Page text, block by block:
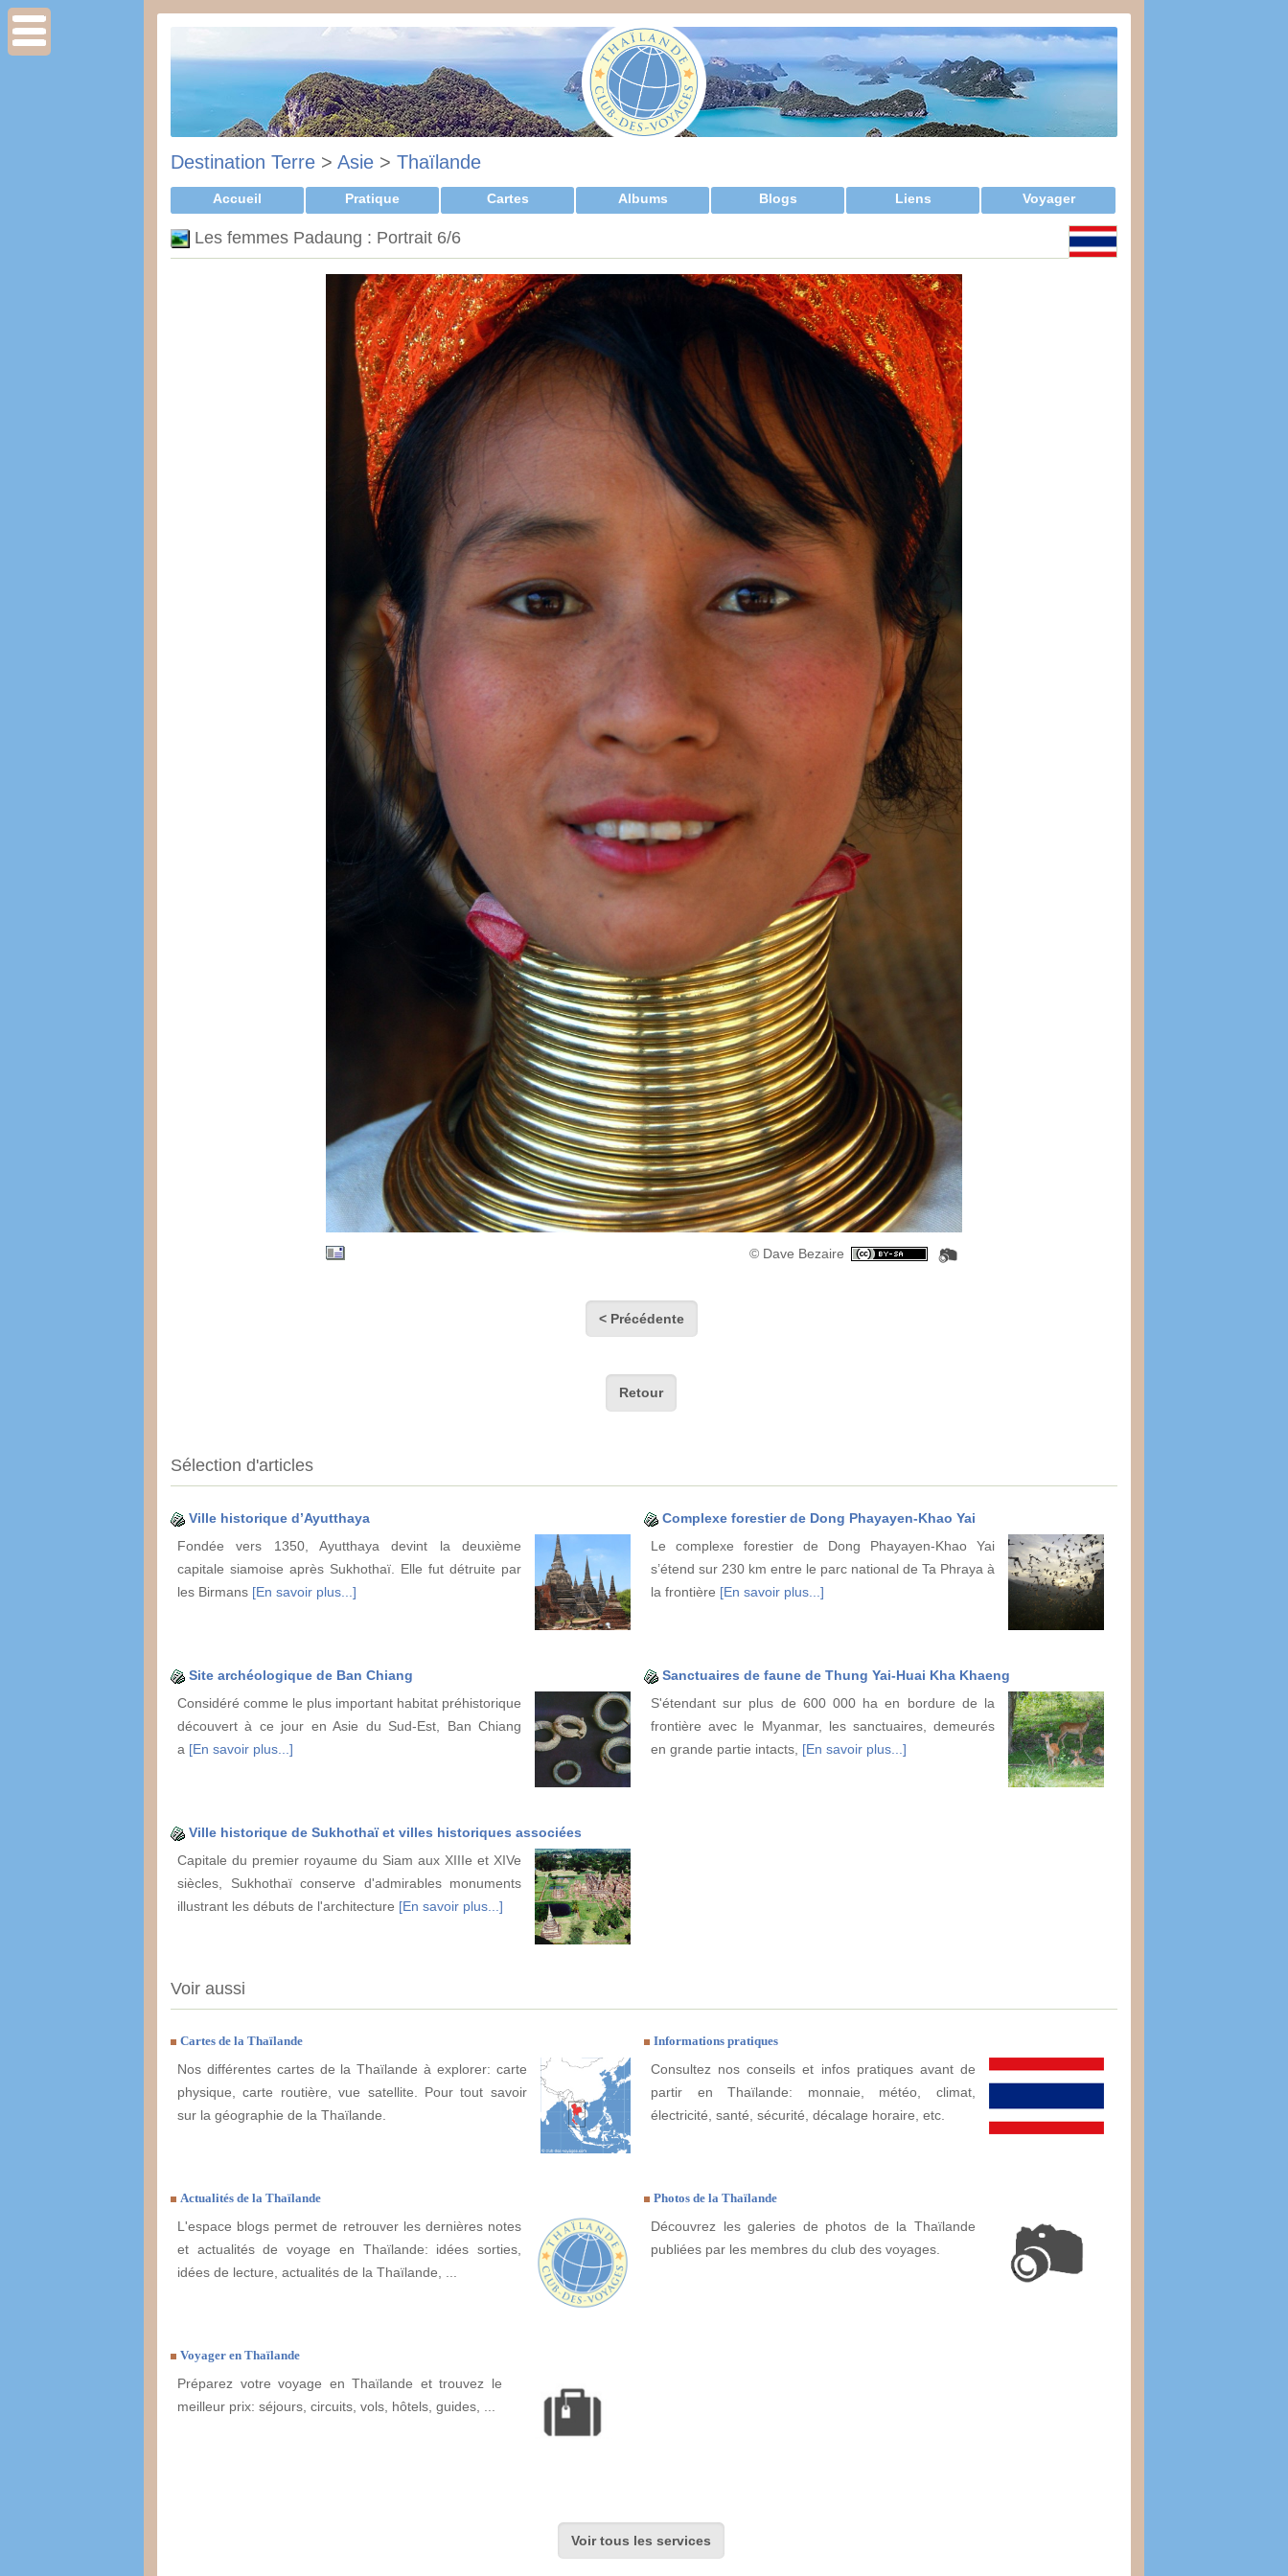
Destination Terre > Asie > Thaïlande
Accueil Pratique Cartes Albums Blogs Liens Voyager
Les femmes Padaung : Portrait 6/6
© Dave Bezaire
< Précédente
Retour
Sélection d'articles
Ville historique d’Ayutthaya
Fondée vers 1350, Ayutthaya devint la deuxième
capitale siamoise après Sukhothaï. Elle fut détruite par
les Birmans [En savoir plus...]
Complexe forestier de Dong Phayayen-Khao Yai
Le complexe forestier de Dong Phayayen-Khao Yai
s’étend sur 230 km entre le parc national de Ta Phraya à
la frontière [En savoir plus...]
Site archéologique de Ban Chiang
Considéré comme le plus important habitat préhistorique
découvert à ce jour en Asie du Sud-Est, Ban Chiang
a [En savoir plus...]
Sanctuaires de faune de Thung Yai-Huai Kha Khaeng
S'étendant sur plus de 600 000 ha en bordure de la
frontière avec le Myanmar, les sanctuaires, demeurés
en grande partie intacts, [En savoir plus...]
Ville historique de Sukhothaï et villes historiques associées
Capitale du premier royaume du Siam aux XIIIe et XIVe
siècles, Sukhothaï conserve d'admirables monuments
illustrant les débuts de l'architecture [En savoir plus...]
Voir aussi
Cartes de la Thaïlande
Nos différentes cartes de la Thaïlande à explorer: carte
physique, carte routière, vue satellite. Pour tout savoir
sur la géographie de la Thaïlande.
Informations pratiques
Consultez nos conseils et infos pratiques avant de
partir en Thaïlande: monnaie, météo, climat,
électricité, santé, sécurité, décalage horaire, etc.
Actualités de la Thaïlande
L'espace blogs permet de retrouver les dernières notes
et actualités de voyage en Thaïlande: idées sorties,
idées de lecture, actualités de la Thaïlande, ...
Photos de la Thaïlande
Découvrez les galeries de photos de la Thaïlande
publiées par les membres du club des voyages.
Voyager en Thaïlande
Préparez votre voyage en Thaïlande et trouvez le
meilleur prix: séjours, circuits, vols, hôtels, guides, ...
Voir tous les services